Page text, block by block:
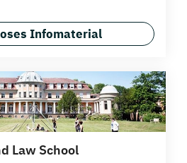
Infomaterial
Law School